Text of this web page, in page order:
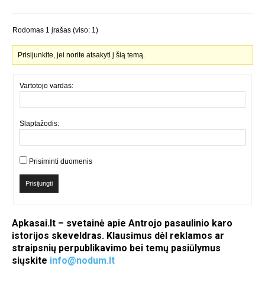
Rodomas 1 įrašas (viso: 1)
Prisijunkite, jei norite atsakyti į šią temą.
Vartotojo vardas:
Slaptažodis:
Prisiminti duomenis
Prisijungti
Apkasai.lt – svetainė apie Antrojo pasaulinio karo
istorijos skeveldras. Klausimus dėl reklamos ar
straipsnių perpublikavimo bei temų pasiūlymus
siųskite info@nodum.lt